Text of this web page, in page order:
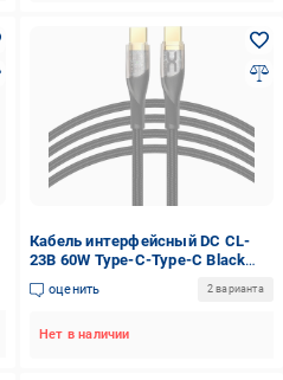
Кабель интерфейсный DC CL-
23B 60W Type-C-Type-C Black
(36981)
оценить 2 варианта
Нет в наличии